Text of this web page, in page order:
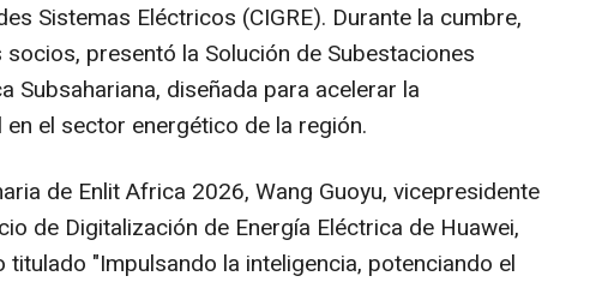
Sistemas Eléctricos (CIGRE). Durante la cumbre,
presentó la Solución de Subestaciones
Subsahariana, diseñada para acelerar la
el sector energético de la región.
de Enlit Africa 2026, Wang Guoyu, vicepresidente
de Digitalización de Energía Eléctrica de Huawei,
"Impulsando la inteligencia, potenciando el